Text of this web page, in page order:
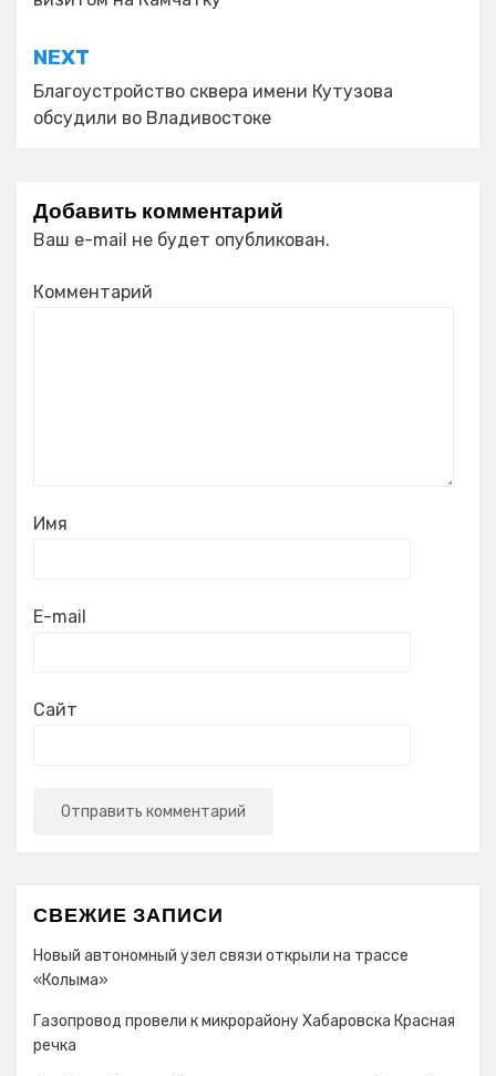
записям
NEXT
Благоустройство сквера имени Кутузова
обсудили во Владивостоке
Добавить комментарий
Ваш e-mail не будет опубликован.
Комментарий
Имя
E-mail
Сайт
СВЕЖИЕ ЗАПИСИ
Новый автономный узел связи открыли на трассе
«Колыма»
Газопровод провели к микрорайону Хабаровска Красная
речка